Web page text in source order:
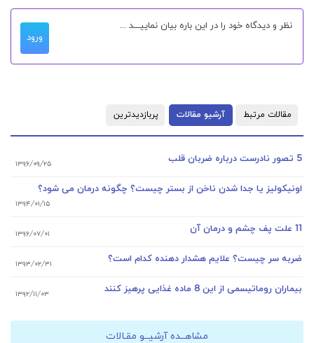
ورود
مقالات مرتبط آرشیو مقالات پربازدیدترین
5 تصور نادرست درباره ضربان قلب ۱۳۹۶/۰۹/۲۵
اونیکولیز یا جدا شدن ناخن از بستر چیست؟ چگونه درمان می شود؟
۱۳۹۴/۰۱/۱۵
11 علت پف چشم و درمان آن ۱۳۹۶/۰۷/۰۱
ضربه سر چیست؟ علایم هشدار دهنده کدام است؟ ۱۳۹۳/۰۲/۳۱
بیماران روماتیسمی از این 8 ماده غذایی پرهیز کنند ۱۳۹۲/۱۱/۰۳
مشاهــده آرشیــو مقـالات